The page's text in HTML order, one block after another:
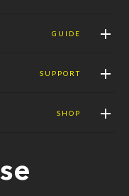
GUIDE
SUPPORT
SHOP